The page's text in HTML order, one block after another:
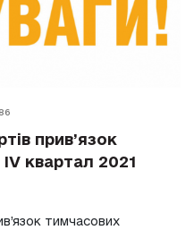
прив’язок
квартал 2021
тимчасових